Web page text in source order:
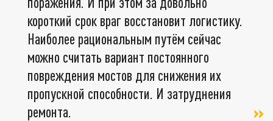
короткий срок враг восстановит логистику.
Наиболее рациональным путём сейчас
можно считать вариант постоянного
повреждения мостов для снижения их
пропускной способности. И затруднения
ремонта.